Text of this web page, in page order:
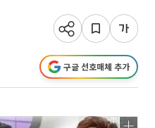
구글 선호매체 추가